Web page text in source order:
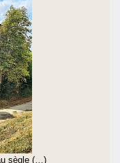
sègle (…)